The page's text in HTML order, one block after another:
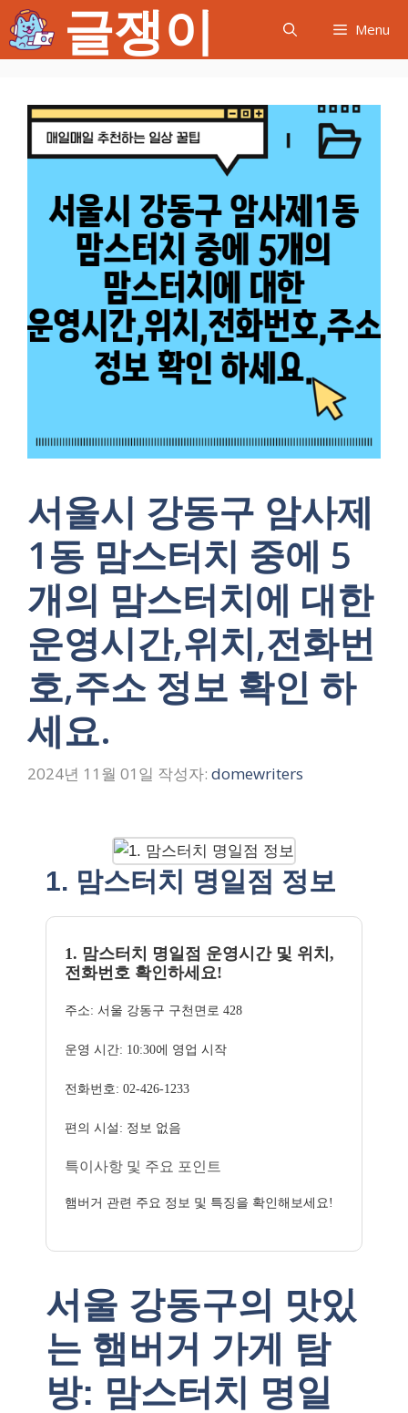
텐
츠
글쟁이 Menu
서울시 강동구 암사제
1동 맘스터치 중에 5
개의 맘스터치에 대한
운영시간,위치,전화번
호,주소 정보 확인 하
세요.
2024년 11월 01일 작성자: domewriters
1. 맘스터치 명일점 정보
1. 맘스터치 명일점 운영시간 및 위치,
전화번호 확인하세요!
주소: 서울 강동구 구천면로 428
운영 시간: 10:30에 영업 시작
전화번호: 02-426-1233
편의 시설: 정보 없음
특이사항 및 주요 포인트
햄버거 관련 주요 정보 및 특징을 확인해보세요!
서울 강동구의 맛있
는 햄버거 가게 탐
방: 맘스터치 명일